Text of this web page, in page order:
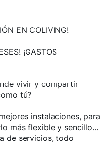
EN COLIVING!
¡GASTOS
vivir y compartir
tú?
instalaciones, para
más flexible y sencillo...
de servicios, todo